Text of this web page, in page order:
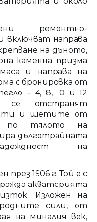
ремонтно-
включват направа
на дъното,
каменна призма
и направа на
с бронировка от
– 4, 8, 10 и 12
отстранят
и щетите от
по тялото на
дълготрайната
на
през 1906 г. Той е с
акваторията
Изложен на
сили, от
на миналия век,